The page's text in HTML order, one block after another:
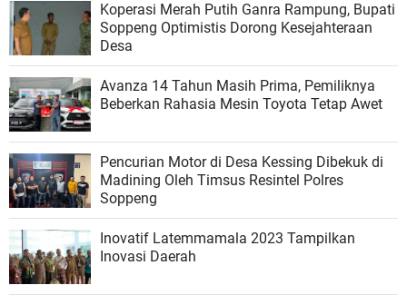
Koperasi Merah Putih Ganra Rampung, Bupati
Soppeng Optimistis Dorong Kesejahteraan
Desa
Avanza 14 Tahun Masih Prima, Pemiliknya
Beberkan Rahasia Mesin Toyota Tetap Awet
Pencurian Motor di Desa Kessing Dibekuk di
Madining Oleh Timsus Resintel Polres
Soppeng
Inovatif Latemmamala 2023 Tampilkan
Inovasi Daerah